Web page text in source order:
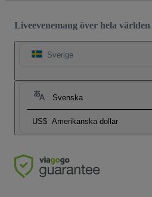
Liveevenemang över hela världen
Sverige
Svenska
US$ Amerikanska dollar